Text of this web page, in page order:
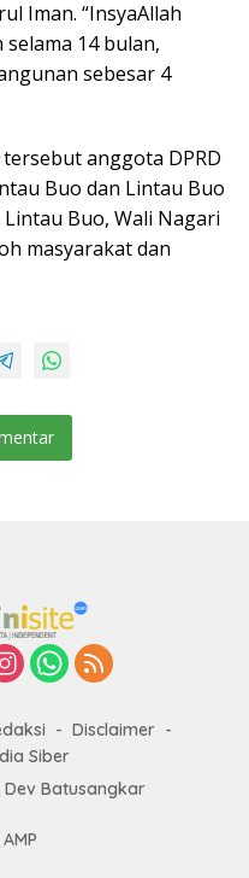
Iman. “InsyaAllah
14 bulan,
sebesar 4
anggota DPRD
Buo dan Lintau Buo
Buo, Wali Nagari
masyarakat dan
Disclaimer
Siber
Dev Batusangkar